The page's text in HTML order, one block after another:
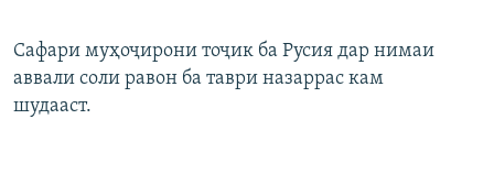
Сафари муҳоҷирони тоҷик ба Русия дар нимаи
аввали соли равон ба таври назаррас кам
шудааст.